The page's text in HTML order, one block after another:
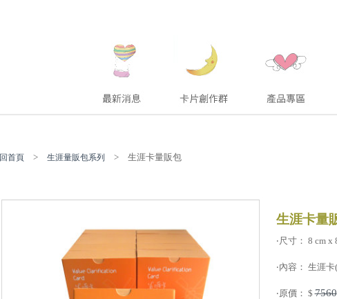
回首頁 > 生涯量販包系列 > 生涯卡量販包
生涯卡量
‧尺寸： 8 cm x
‧內容： 生涯
‧原價： $7560